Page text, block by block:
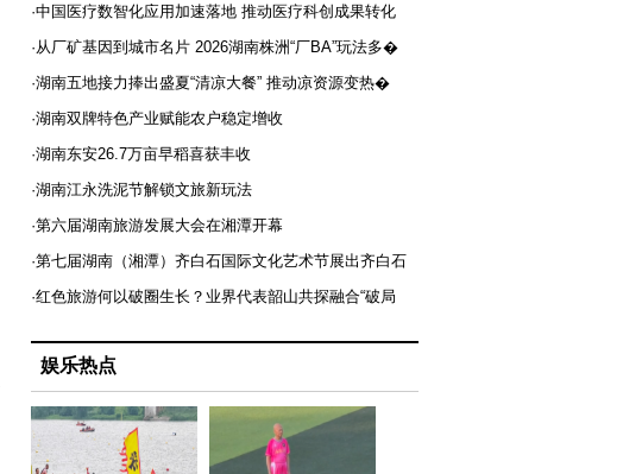
·中国医疗数智化应用加速落地 推动医疗科创成果转化
·从厂矿基因到城市名片 2026湖南株洲“厂BA”玩法多�
·湖南五地接力捧出盛夏“清凉大餐” 推动凉资源变热�
·湖南双牌特色产业赋能农户稳定增收
·湖南东安26.7万亩早稻喜获丰收
·湖南江永洗泥节解锁文旅新玩法
·第六届湖南旅游发展大会在湘潭开幕
·第七届湖南（湘潭）齐白石国际文化艺术节展出齐白石
·红色旅游何以破圈生长？业界代表韶山共探融合“破局
娱乐热点